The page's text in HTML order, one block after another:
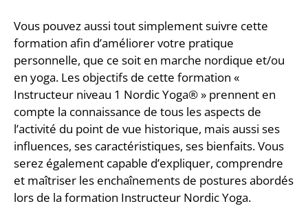
Vous pouvez aussi tout simplement suivre cette
formation afin d’améliorer votre pratique
personnelle, que ce soit en marche nordique et/ou
en yoga. Les objectifs de cette formation «
Instructeur niveau 1 Nordic Yoga® » prennent en
compte la connaissance de tous les aspects de
l’activité du point de vue historique, mais aussi ses
influences, ses caractéristiques, ses bienfaits. Vous
serez également capable d’expliquer, comprendre
et maîtriser les enchaînements de postures abordés
lors de la formation Instructeur Nordic Yoga.